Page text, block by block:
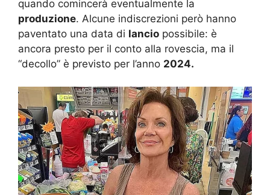
quando comincerà eventualmente la
produzione. Alcune indiscrezioni però hanno
paventato una data di lancio possibile: è
ancora presto per il conto alla rovescia, ma il
“decollo” è previsto per l’anno 2024.